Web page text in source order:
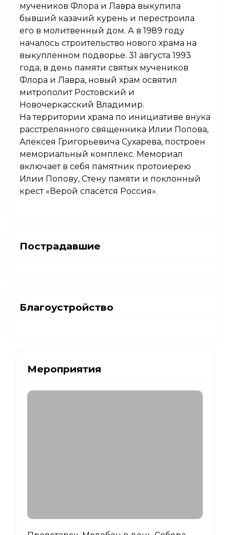
мучеников Флора и Лавра выкупила
бывший казачий курень и перестроила
его в молитвенный дом. А в 1989 году
началось строительство нового храма на
выкупленном подворье. 31 августа 1993
года, в день памяти святых мучеников
Флора и Лавра, новый храм освятил
митрополит Ростовский и
Новочеркасский Владимир.
На территории храма по инициативе внука
расстрелянного священника Илии Попова,
Алексея Григорьевича Сухарева, построен
мемориальный комплекс. Мемориал
включает в себя памятник протоиерею
Илии Попову, Стену памяти и поклонный
крест «Верой спасётся Россия».
Пострадавшие
Благоустройство
Мероприятия